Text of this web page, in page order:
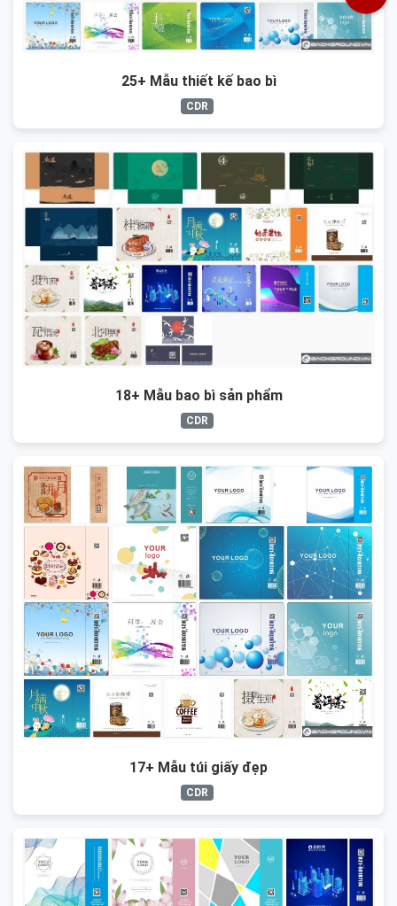
25+ Mẫu thiết kế bao bì
CDR
18+ Mẫu bao bì sản phẩm
CDR
17+ Mẫu túi giấy đẹp
CDR